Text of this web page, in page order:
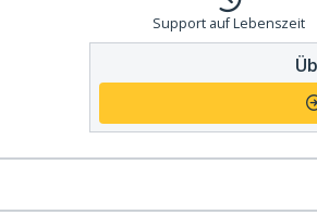
Support auf Lebenszeit